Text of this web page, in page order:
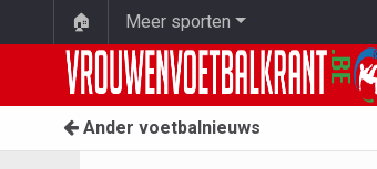
🏠 Meer sporten
Ander voetbalnieuws